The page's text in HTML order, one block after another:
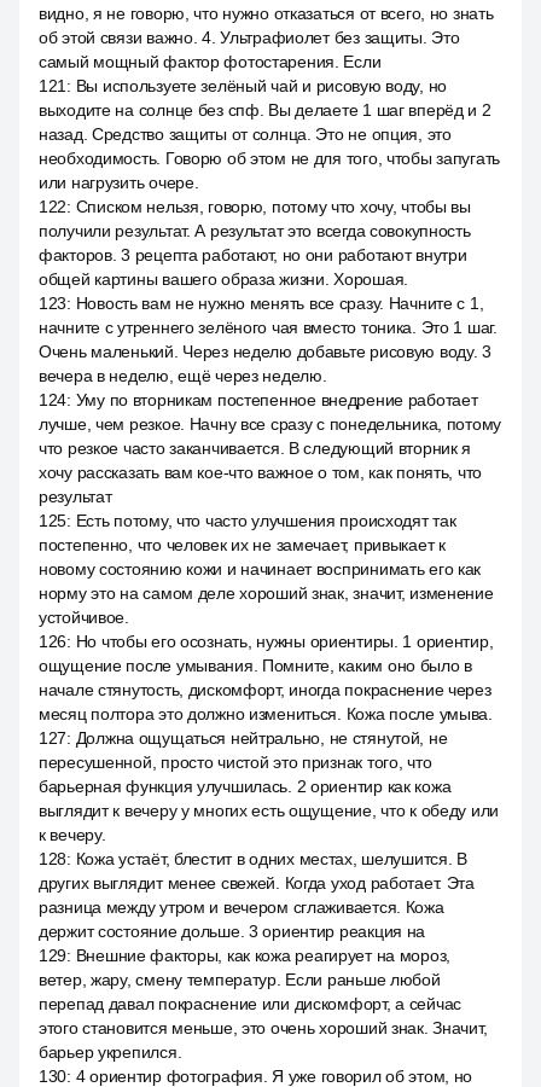
видно, я не говорю, что нужно отказаться от всего, но знать
об этой связи важно. 4. Ультрафиолет без защиты. Это
самый мощный фактор фотостарения. Если
121 : Вы используете зелёный чай и рисовую воду, но
выходите на солнце без спф. Вы делаете 1 шаг вперёд и 2
назад. Средство защиты от солнца. Это не опция, это
необходимость. Говорю об этом не для того, чтобы запугать
или нагрузить очере.
122: Списком нельзя, говорю, потому что хочу, чтобы вы
получили результат. А результат это всегда совокупность
факторов. 3 рецепта работают, но они работают внутри
общей картины вашего образа жизни. Хорошая.
123: Новость вам не нужно менять все сразу. Начните с 1,
начните с утреннего зелёного чая вместо тоника. Это 1 шаг.
Очень маленький. Через неделю добавьте рисовую воду. 3
вечера в неделю, ещё через неделю.
124: Уму по вторникам постепенное внедрение работает
лучше, чем резкое. Начну все сразу с понедельника, потому
что резкое часто заканчивается. В следующий вторник я
хочу рассказать вам кое-что важное о том, как понять, что
результат
125: Есть потому, что часто улучшения происходят так
постепенно, что человек их не замечает, привыкает к
новому состоянию кожи и начинает воспринимать его как
норму это на самом деле хороший знак, значит, изменение
устойчивое.
126: Но чтобы его осознать, нужны ориентиры. 1 ориентир,
ощущение после умывания. Помните, каким оно было в
начале стянутость, дискомфорт, иногда покраснение через
месяц полтора это должно измениться. Кожа после умыва.
127: Должна ощущаться нейтрально, не стянутой, не
пересушенной, просто чистой это признак того, что
барьерная функция улучшилась. 2 ориентир как кожа
выглядит к вечеру у многих есть ощущение, что к обеду или
к вечеру.
128: Кожа устаёт, блестит в одних местах, шелушится. В
других выглядит менее свежей. Когда уход работает. Эта
разница между утром и вечером сглаживается. Кожа
держит состояние дольше. 3 ориентир реакция на
129: Внешние факторы, как кожа реагирует на мороз,
ветер, жару, смену температур. Если раньше любой
перепад давал покраснение или дискомфорт, а сейчас
этого становится меньше, это очень хороший знак. Значит,
барьер укрепился.
130: 4 ориентир фотография. Я уже говорил об этом, но